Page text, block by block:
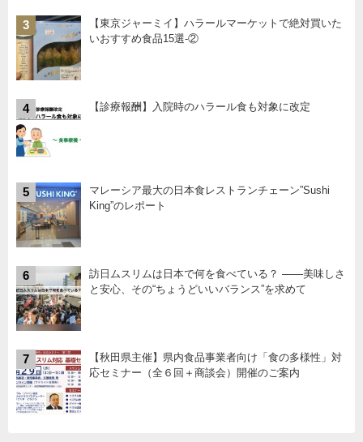
3
【東京ジャーミイ】ハラールマーケットで絶対買いた
いおすすめ食品15選-②
4 【診療報酬】入院時のハラール食も対象に改定
5
マレーシア最大の日本食レストランチェーン”Sushi
King”のレポート
6
訪日ムスリムは日本で何を食べている？ ――美味しさ
と安心、その“ちょうどいいバランス”を求めて
7
【秋田県主催】県内食品事業者向け「食の多様性」対
応セミナー（全６回＋商談会）開催のご案内